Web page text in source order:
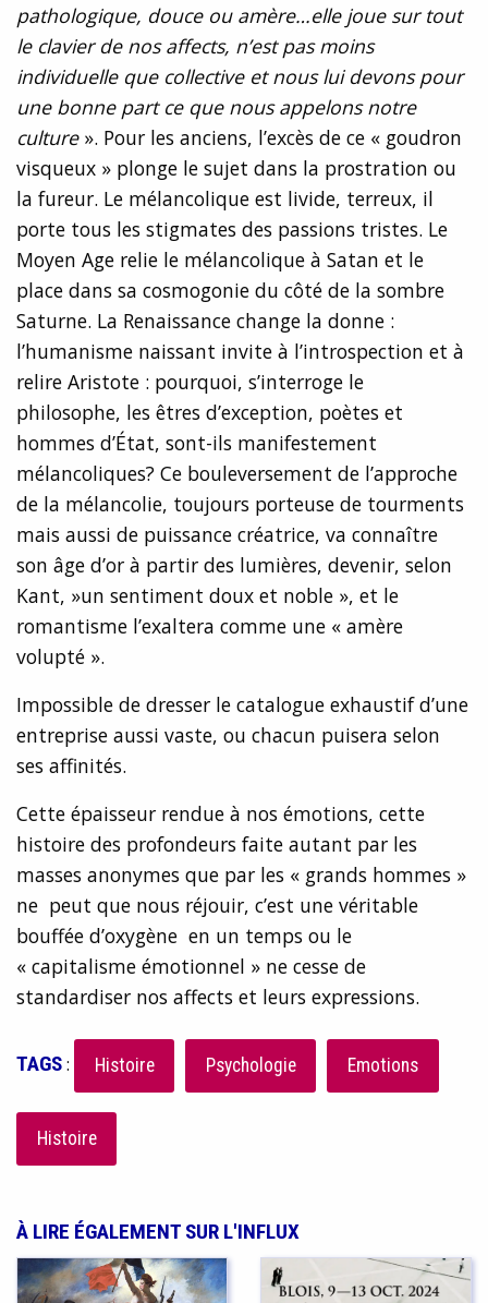
pathologique, douce ou amère…elle joue sur tout
le clavier de nos affects, n’est pas moins
individuelle que collective et nous lui devons pour
une bonne part ce que nous appelons notre
culture». Pour les anciens, l’excès de ce « goudron
visqueux » plonge le sujet dans la prostration ou
la fureur. Le mélancolique est livide, terreux, il
porte tous les stigmates des passions tristes. Le
Moyen Age relie le mélancolique à Satan et le
place dans sa cosmogonie du côté de la sombre
Saturne. La Renaissance change la donne :
l’humanisme naissant invite à l’introspection et à
relire Aristote : pourquoi, s’interroge le
philosophe, les êtres d’exception, poètes et
hommes d’État, sont-ils manifestement
mélancoliques? Ce bouleversement de l’approche
de la mélancolie, toujours porteuse de tourments
mais aussi de puissance créatrice, va connaître
son âge d’or à partir des lumières, devenir, selon
Kant, »un sentiment doux et noble », et le
romantisme l’exaltera comme une « amère
volupté ».
Impossible de dresser le catalogue exhaustif d’une
entreprise aussi vaste, ou chacun puisera selon
ses affinités.
Cette épaisseur rendue à nos émotions, cette
histoire des profondeurs faite autant par les
masses anonymes que par les « grands hommes »
ne peut que nous réjouir, c’est une véritable
bouffée d’oxygène en un temps ou le
« capitalisme émotionnel » ne cesse de
standardiser nos affects et leurs expressions.
TAGS: Histoire Psychologie Emotions
Histoire
À LIRE ÉGALEMENT SUR L'INFLUX